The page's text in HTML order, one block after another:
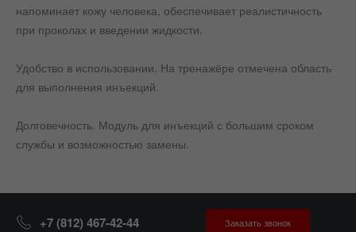
напоминает кожу человека, обеспечивает реалистичность
при проколах и введении жидкости.
Удобство в использовании. На тренажёре отмечена область
для выполнения инъекций.
Долговечность. Модуль для инъекций с большим сроком
службы и возможностью замены.
+7 (812) 467-42-44 Заказать звонок